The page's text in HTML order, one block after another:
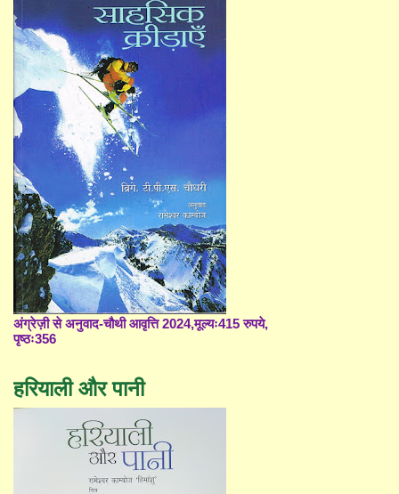
अंग्रेज़ी से अनुवाद-चौथी आवृत्ति 2024,मूल्यः415 रुपये,
पृष्ठः356
हरियाली और पानी